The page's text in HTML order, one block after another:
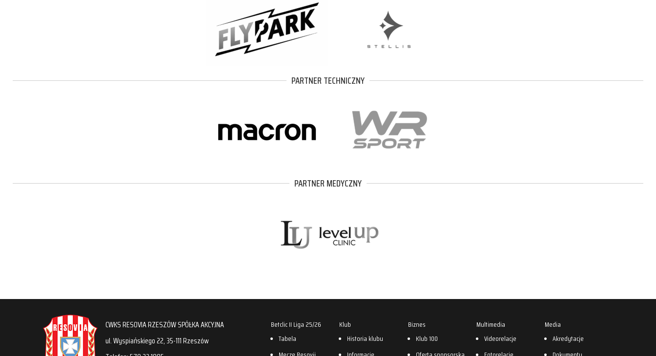
PARTNER TECHNICZNY
PARTNER MEDYCZNY
CWKS RESOVIA RZESZÓW SPÓŁKA AKCYJNA
ul. Wyspiańskiego 22, 35-111 Rzeszów
Betclic II Liga 25/26
Tabela
Klub
Historia klubu
Biznes
Klub 100
Multimedia
Videorelacje
Media
Akredytacje